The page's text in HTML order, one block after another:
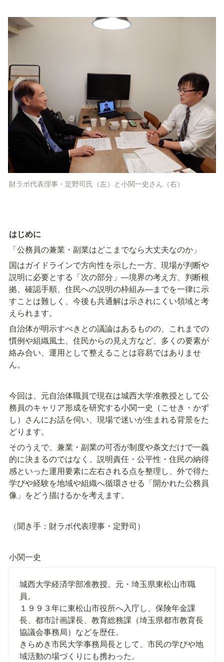
財ラボ代表理事・定野司氏（左）と小関一史さん（右）
はじめに
「公務員の兼業・副業はどこまでなら大丈夫なのか」
国はガイドラインで方向性を示した一方、現場が判断や
説明に必要とする「次の部分」―境界の考え方、判断根
拠、確認手順、住民への説明の枠組み―までを一律に示
すことは難しく、今後も共通解は示されにくい領域と考
えられます。
自治体が明示すべきとの議論はあるものの、これまでの
慣例や組織風土、住民からの見え方など、多くの要素が
絡み合い、運用として整えることは容易ではありませ
ん。
今回は、元自治体職員で現在は城西大学准教授として公
務員のキャリア形成を研究する小関一史（こせき・かず
し）さんにお話を伺い、現場で迷いが生まれる背景をた
どります。
そのうえで、兼業・副業の可否が制度や条文だけで一義
的に決まるのではなく、説明責任・公平性・住民の納得
感といった運用要素に左右される点を整理し、外で得た
学びや経験を地域や組織へ循環させる「開かれた公務員
像」をどう描けるかを考えます。
（聞き手：財ラボ代表理事・定野司）
小関一史
城西大学経済学部准教授。元・埼玉県東松山市職
員。
１９９３年に東松山市役所へ入庁し、保険年金課
長、都市計画課長、教育総務課（埼玉県都市教育長
協議会事務局）などを歴任。
きらめき市民大学事務局長として、市民の学びや地
域活動の場づくりにも携わった。